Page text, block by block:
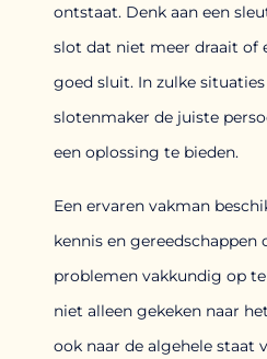
ontstaat. Denk aan een
slot dat niet meer draait of
goed sluit. In zulke
slotenmaker de juiste
een oplossing te bieden.
Een ervaren vakman
kennis en gereedschappen
problemen vakkundig op
niet alleen gekeken naar
ook naar de algehele staat